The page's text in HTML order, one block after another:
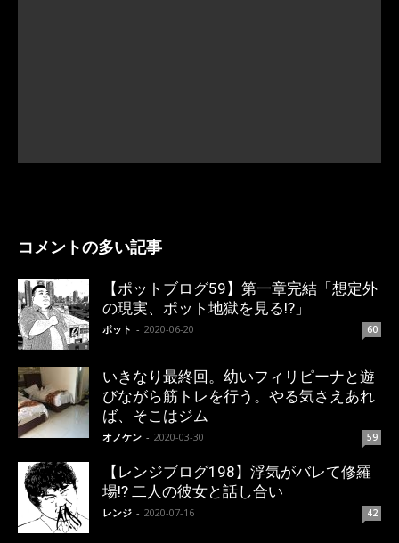
コメントの多い記事
【ポットブログ59】第一章完結「想定外
の現実、ポット地獄を見る!?」
ポット - 2020-06-20 60
いきなり最終回。幼いフィリピーナと遊
びながら筋トレを行う。やる気さえあれ
ば、そこはジム
オノケン - 2020-03-30 59
【レンジブログ198】浮気がバレて修羅
場!? 二人の彼女と話し合い
レンジ - 2020-07-16 42